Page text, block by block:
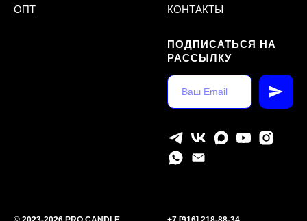
ОПТ
КОНТАКТЫ
ПОДПИСАТЬСЯ НА
РАССЫЛКУ